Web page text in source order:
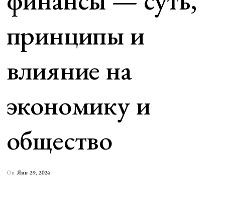
принципы и
влияние на
экономику и
общество
On Янв 29, 2024